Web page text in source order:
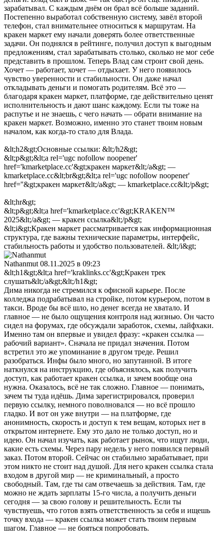
зарабатывал. С каждым днём он брал всё больше заданий.
Постепенно выработал собственную систему, завёл второй
телефон, стал внимательнее относиться к маршрутам. На
кракен маркет ему начали доверять более ответственные
задачи. Он поднялся в рейтинге, получил доступ к выгодным
предложениям, стал зарабатывать столько, сколько не мог себе
представить в прошлом. Теперь Влад сам строит свой день.
Хочет — работает, хочет — отдыхает. У него появилось
чувство уверенности и стабильности. Он даже начал
откладывать деньги и помогать родителям. Всё это —
благодаря кракен маркет, платформе, где действительно ценят
исполнительность и дают шанс каждому. Если ты тоже на
распутье и не знаешь, с чего начать — обрати внимание на
кракен маркет. Возможно, именно это станет твоим новым
началом, как когда-то стало для Влада.
&lt;h2&gt;Основные ссылки: &lt;/h2&gt;
&lt;p&gt;&lt;a rel='ugc nofollow noopener'
href='kmarketplace.cc'&gt;кракен маркет&lt;/a&gt; —
kmarketplace.cc&lt;br&gt;&lt;a rel='ugc nofollow noopener'
href=''&gt;кракен маркет&lt;/a&gt; — kmarketplace.cc&lt;/p&gt;
&lt;hr&gt;
&lt;p&gt;&lt;a href='kmarketplace.cc'&gt;KRAKEN™
2025&lt;/a&gt; — кракен ссылка&lt;/p&gt;
&lt;i&gt;Кракен маркет рассматривается как информационная
структура, где важны технические параметры, интерфейс,
стабильность работы и удобство пользователей. &lt;/i&gt;
Nathanmut 08.11.2025 в 09:23
&lt;h1&gt;&lt;a href='kraklinks.cc'&gt;Кракен трек
слушать&lt;/a&gt;&lt;/h1&gt;
Дима никогда не стремился к офисной карьере. После
колледжа подрабатывал на стройке, потом курьером, потом в
такси. Вроде бы всё шло, но денег всегда не хватало. И
главное — не было ощущения контроля над жизнью. Он часто
сидел на форумах, где обсуждали заработок, схемы, лайфхаки.
Именно там он впервые и увидел фразу: «кракен ссылка —
рабочий вариант». Сначала не придал значения. Потом
встретил это же упоминание в другом треде. Решил
разобраться. Инфы было много, но запутанной. В итоге
наткнулся на инструкцию, где объяснялось, как получить
доступ, как работает кракен ссылка, и зачем вообще она
нужна. Оказалось, всё не так сложно. Главное — понимать,
зачем ты туда идёшь. Дима зарегистрировался, проверил
первую ссылку, немного поволновался — но всё прошло
гладко. И вот он уже внутри — на платформе, где
анонимность, скорость и доступ к тем вещам, которых нет в
открытом интернете. Ему это дало не только доступ, но и
идею. Он начал изучать, как работает рынок, что ищут люди,
какие есть схемы. Через пару недель у него появился первый
заказ. Потом второй. Сейчас он стабильно зарабатывает, при
этом никто не стоит над душой. Для него кракен ссылка стала
входом в другой мир — не криминальный, а просто
свободный. Там, где ты сам отвечаешь за действия. Там, где
можно не ждать зарплаты 15-го числа, а получить деньги
сегодня — за свою голову и решительность. Если ты
чувствуешь, что готов взять ответственность за себя и ищешь
точку входа — кракен ссылка может стать твоим первым
шагом. Главное — не бояться попробовать.